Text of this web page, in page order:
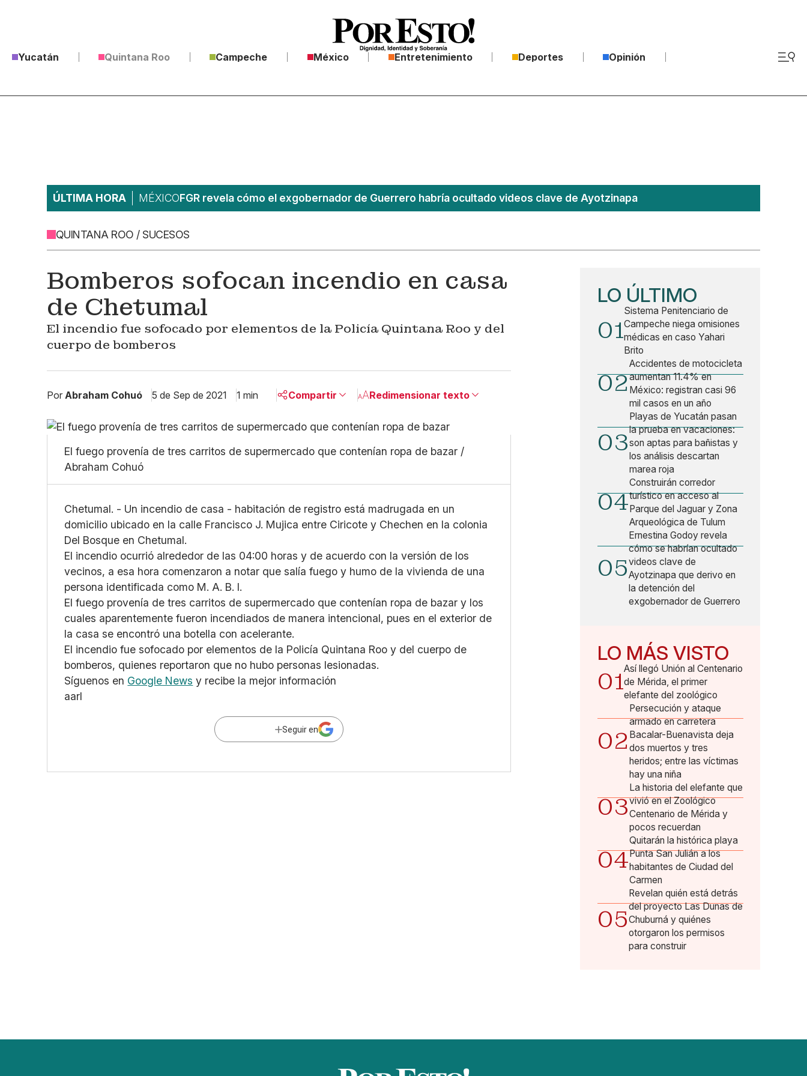
Yucatán Quintana Roo Campeche México Entretenimiento Deportes Opinión
ÚLTIMA HORA MÉXICOFGR revela cómo el exgobernador de Guerrero habría ocultado videos clave de Ayotzinapa
QUINTANA ROO / SUCESOS
Bomberos sofocan incendio en casa
de Chetumal
El incendio fue sofocado por elementos de la Policía Quintana Roo y del
cuerpo de bomberos
Por Abraham Cohuó 5 de Sep de 2021 1 min Compartir
Linkedin
Facebook
Copiar enlace
Redimensionar texto
Pequeño
Grande
El fuego provenía de tres carritos de supermercado que contenían ropa de bazar /
Abraham Cohuó
Chetumal. - Un incendio de casa - habitación de registro está madrugada en un
domicilio ubicado en la calle Francisco J. Mujica entre Ciricote y Chechen en la colonia
Del Bosque en Chetumal.
El incendio ocurrió alrededor de las 04:00 horas y de acuerdo con la versión de los
vecinos, a esa hora comenzaron a notar que salía fuego y humo de la vivienda de una
persona identificada como M. A. B. I.
El fuego provenía de tres carritos de supermercado que contenían ropa de bazar y los
cuales aparentemente fueron incendiados de manera intencional, pues en el exterior de
la casa se encontró una botella con acelerante.
El incendio fue sofocado por elementos de la Policía Quintana Roo y del cuerpo de
bomberos, quienes reportaron que no hubo personas lesionadas.
Síguenos en Google News y recibe la mejor información
aarl
Seguir en
LO ÚLTIMO
01
Sistema Penitenciario de
Campeche niega omisiones
médicas en caso Yahari
Brito
02
Accidentes de motocicleta
aumentan 11.4% en
México: registran casi 96
mil casos en un año
03
Playas de Yucatán pasan
la prueba en vacaciones:
son aptas para bañistas y
los análisis descartan
marea roja
04
Construirán corredor
turístico en acceso al
Parque del Jaguar y Zona
Arqueológica de Tulum
05
Ernestina Godoy revela
cómo se habrían ocultado
videos clave de
Ayotzinapa que derivo en
la detención del
exgobernador de Guerrero
LO MÁS VISTO
01Así llegó Unión al Centenario
de Mérida, el primer
elefante del zoológico
02
Persecución y ataque
armado en carretera
Bacalar-Buenavista deja
dos muertos y tres
heridos; entre las víctimas
hay una niña
03
La historia del elefante que
vivió en el Zoológico
Centenario de Mérida y
pocos recuerdan
04
Quitarán la histórica playa
Punta San Julián a los
habitantes de Ciudad del
Carmen
05
Revelan quién está detrás
del proyecto Las Dunas de
Chuburná y quiénes
otorgaron los permisos
para construir